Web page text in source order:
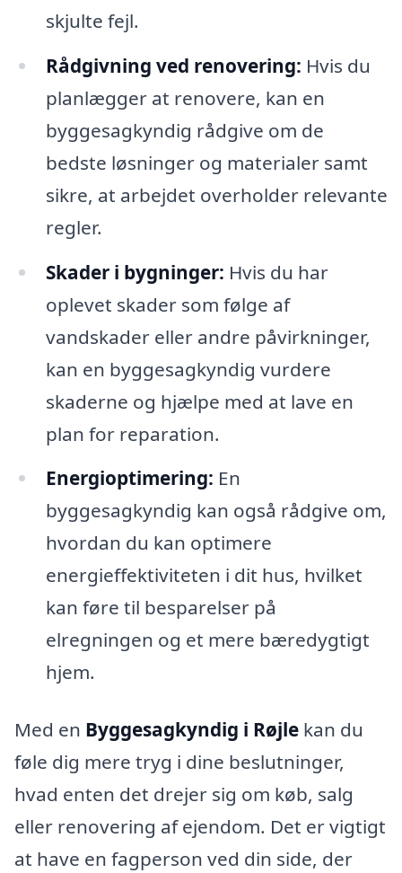
skjulte fejl.
Rådgivning ved renovering: Hvis du
planlægger at renovere, kan en
byggesagkyndig rådgive om de
bedste løsninger og materialer samt
sikre, at arbejdet overholder relevante
regler.
Skader i bygninger: Hvis du har
oplevet skader som følge af
vandskader eller andre påvirkninger,
kan en byggesagkyndig vurdere
skaderne og hjælpe med at lave en
plan for reparation.
Energioptimering: En
byggesagkyndig kan også rådgive om,
hvordan du kan optimere
energieffektiviteten i dit hus, hvilket
kan føre til besparelser på
elregningen og et mere bæredygtigt
hjem.
Med en Byggesagkyndig i Røjle kan du
føle dig mere tryg i dine beslutninger,
hvad enten det drejer sig om køb, salg
eller renovering af ejendom. Det er vigtigt
at have en fagperson ved din side, der